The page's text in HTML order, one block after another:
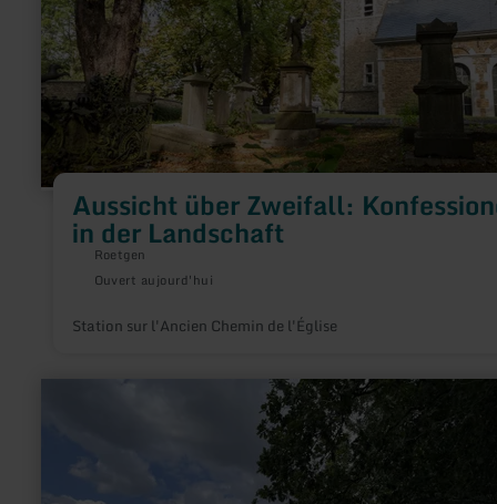
Aussicht über Zweifall:
in der Landschaft
Roetgen
Ouvert aujourd'hui
Station sur l'Ancien Chemin de l'Église
Landschaft